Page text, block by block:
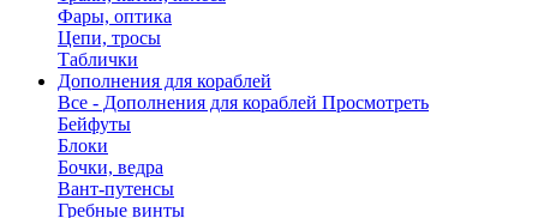
Фары, оптика
Цепи, тросы
Таблички
Дополнения для кораблей
Все - Дополнения для кораблей Просмотреть
Бейфуты
Блоки
Бочки, ведра
Вант-путенсы
Гребные винты